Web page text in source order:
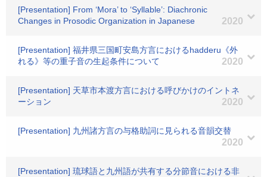
[Presentation] From ‘Mora’ to ‘Syllable’: Diachronic
Changes in Prosodic Organization in Japanese
2020
[Presentation] 福井県三国町安島方言におけるhadderu《外
れる》等の重子音の生起条件について
2020
[Presentation] 天草市本渡方言における呼びかけのイントネ
ーション
2020
[Presentation] 九州諸方言の与格助詞に見られる音韻交替
2020
[Presentation] 琉球語と九州語が共有する分節音における非